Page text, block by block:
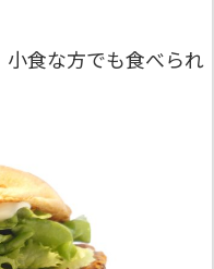
小食な方でも食べられ